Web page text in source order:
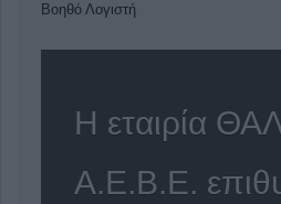
Βοηθό Λογιστή
Η εταιρία
Α.Ε.Β.Ε.